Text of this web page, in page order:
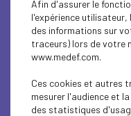
SUSTAINABLE DEVELOPMENT
SUSTAINABLE DEVELOPMENT
INTERNATIONAL - EUROPE
Afin d'assurer le
l'expérience utilisateur,
des informations sur
traceurs) lors de votre
www.medef.com.
Ces cookies et autres
mesurer l'audience et
des statistiques